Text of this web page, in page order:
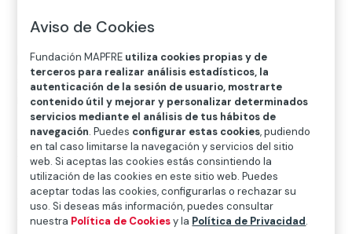
El papel de las mujeres en el mundo rural en España ha
sido fundamental a lo largo de la historia, aunque a
menudo invisibilizado y subestimado.
Tradicionalmente, ellas han sido el pilar en el cuidado
de la familia, las guardianas de las tradiciones que dan
vida a las comunidades rurales y, en muchos casos,
también, las responsables de las labores agrícolas. Sin
embargo, su trabajo ha quedado en gran parte en la
sombra y vinculado al hogar. Según datos del Instituto
Aviso de Cookies
Fundación MAPFRE utiliza cookies propias y de
terceros para realizar análisis estadísticos, la
autenticación de la sesión de usuario, mostrarte
contenido útil y mejorar y personalizar determinados
servicios mediante el análisis de tus hábitos de
navegación. Puedes configurar estas cookies, pudiendo
en tal caso limitarse la navegación y servicios del sitio
web. Si aceptas las cookies estás consintiendo la
utilización de las cookies en este sitio web. Puedes
aceptar todas las cookies, configurarlas o rechazar su
uso. Si deseas más información, puedes consultar
nuestra Política de Cookiesy la Política de Privacidad.